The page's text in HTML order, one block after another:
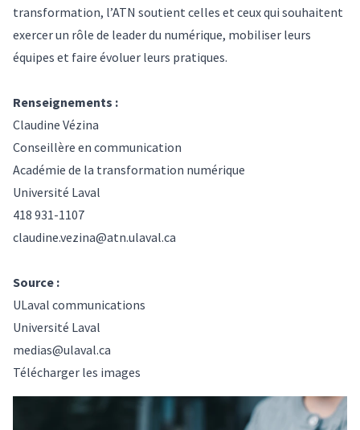
transformation, l’ATN soutient celles et ceux qui souhaitent
exercer un rôle de leader du numérique, mobiliser leurs
équipes et faire évoluer leurs pratiques.
Renseignements :
Claudine Vézina
Conseillère en communication
Académie de la transformation numérique
Université Laval
418 931-1107
claudine.vezina@atn.ulaval.ca
Source :
ULaval communications
Université Laval
medias@ulaval.ca
Télécharger les images